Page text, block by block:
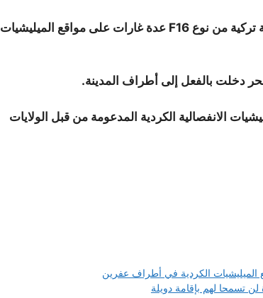
و تزامنًا مع تصريح بن علي، نفذت مقاتلات حربية تركية من نوع F16 عدة غارات على مواقع الميليشيات
دخلت بالفعل إلى أطراف المدينة.
الانفصالية الكردية المدعومة من قبل الولايات
الكردية في أطراف عفرين
تسمحا لهم بإقامة دويلة